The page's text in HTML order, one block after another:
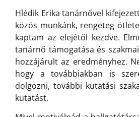
Hlédik Erika tanárnővel
közös munkánk, rengeteg
kaptam az elejétől kezdve.
tanárnő támogatása és
hozzájárult az eredményhez.
hogy a továbbiakban is
dolgozni, további kutatási
kutatást.